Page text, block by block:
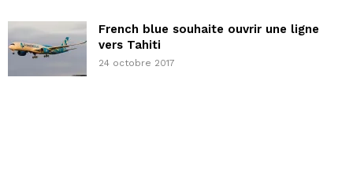
French blue souhaite ouvrir une ligne
vers Tahiti
24 octobre 2017